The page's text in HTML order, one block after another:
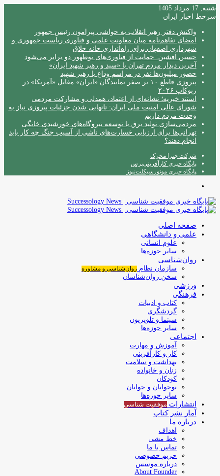
شنبه, 17 مرداد 1405
سرخط اخبار ایران
واکنش دفتر رهبر انقلاب به حواشی پیرامون رئیس جمهور
امضای تفاهم‌نامه میان معاونت علمی و فناوری ریاست جمهوری و
شهرداری اصفهان برای راه‌اندازی خانه خلاق
حسین افشین: حمایت از فناوری‌های نوظهور دو برابر می‌شود
آخرین دیدار مردم تهران با «سید و رهبر شهید ایران»
حضور میلیون‌ها نفر در مراسم وداع با رهبر شهید
پیروزی قاطع ۱۰ بر صفر نمایندگان «ایران» مقابل «آمریکا» در
ربوکاپ ۲۰۲۶
استند خیریه؛ نشانه‌ای از اعتماد، همدلی و مشارکت مردمی
شورای عالی امنیت ملی ایران: تانهایی شدن جزئیات پیروزی نیاز به
وحدت مردم داریم
مردمی‌سازی تولید برق با توسعه نیروگاه‌های خورشیدی خانگی
تهرانی‌ها برای ارزیابی خسارت‌های ناشی از آسیب جنگ چه کار باید
انجام دهند؟
شرکت چترا محرک
پایگاه خبری کارآفرینی‌پرس
پایگاه خبری موتورسیکلت‌نیوز
صفحه اصلی
علمی و دانشگاهی
علوم انسانی
سایر حوزه‌ها
روان‌شناسی
سازمان نظام روان‌شناسی و مشاوره
سخن روان‌شناسان
ورزشی
فرهنگی
کتاب و ادبیات
گردشگری
سینما و تلویزیون
سایر حوزه‌ها
اجتماعی
آموزش و مهارت
کار و کارآفرینی
بهداشت و سلامت
زنان و خانواده
کودکان
نوجوانان و جوانان
سایر حوزه‌ها
انتشارات موفقیت‌ شناسی
آمار نشر کتاب
درباره ما
اهداف
خط مشی
تماس با ما
حریم خصوصی
درباره موسس
About Founder